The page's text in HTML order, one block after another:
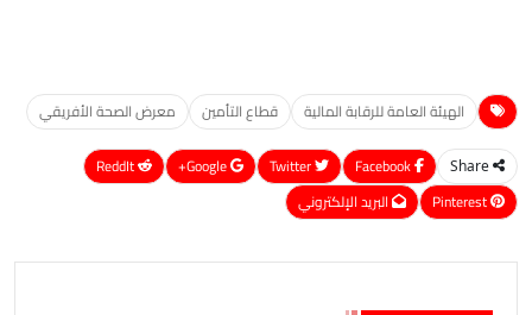
الهيئة العامة للرقابة المالية قطاع التأمين معرض الصحة الأفريقي
Share
Google+
ReddIt
Pinterest
البريد الإلكتروني